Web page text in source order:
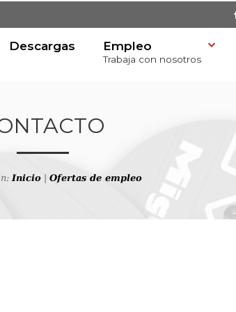
Descargas Empleo
Trabaja con nosotros
Inicio Ofertas de empleo